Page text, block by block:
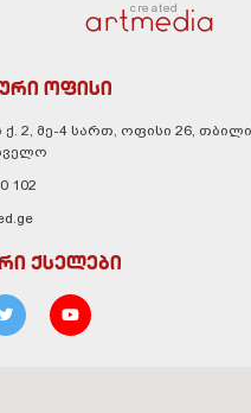
created
ოფისი
ქ. 2, მე-4 სართ, ოფისი 26,
102
ქსელები